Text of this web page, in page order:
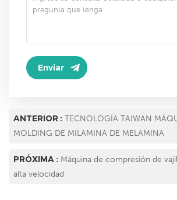
ANTERIOR : TECNOLOGÍA TAIWAN
MOLDING DE MILAMINA DE MELAMINA
PRÓXIMA : Máquina de compresión de
alta velocidad